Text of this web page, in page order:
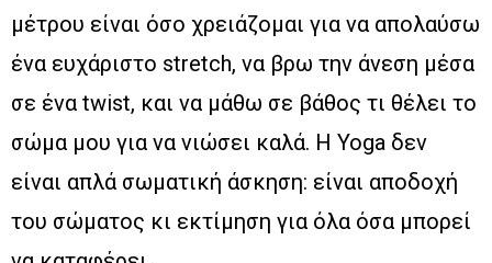
μέτρου είναι όσο χρειάζομαι για να απολαύσω
ένα ευχάριστο stretch, να βρω την άνεση μέσα
σε ένα twist, και να μάθω σε βάθος τι θέλει το
σώμα μου για να νιώσει καλά. Η Yoga δεν
είναι απλά σωματική άσκηση: είναι αποδοχή
του σώματος κι εκτίμηση για όλα όσα μπορεί